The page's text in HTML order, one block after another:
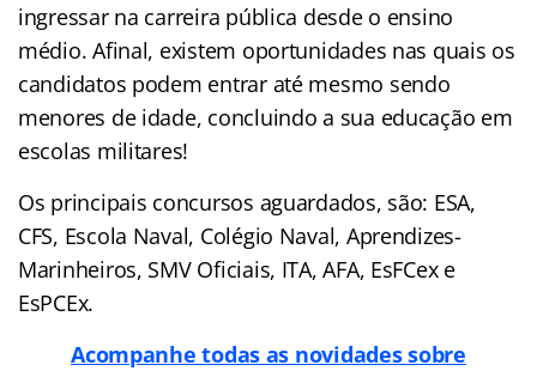
ingressar na carreira pública desde o ensino
médio. Afinal, existem oportunidades nas quais os
candidatos podem entrar até mesmo sendo
menores de idade, concluindo a sua educação em
escolas militares!
Os principais concursos aguardados, são: ESA,
CFS, Escola Naval, Colégio Naval, Aprendizes-
Marinheiros, SMV Oficiais, ITA, AFA, EsFCex e
EsPCEx.
Acompanhe todas as novidades sobre